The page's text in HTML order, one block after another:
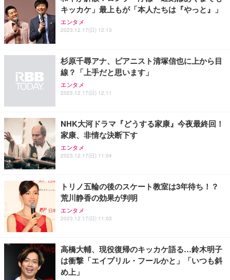
Sezlife オフィスチェア デスクチェア 疲れない テレ
ワーク チェア 強化バックレスト 30度ロッキング機
能 人間工学 椅子 腰サポート 90度跳ね上げ式アーム
務用 おしゃれ パソコンチェア (ホワイト)
ANDWINT オフィスチェア デスクチェア 肘なし メ
ッシュ 通気性 ランバーサポート付き 腰サポート ガ
ス圧無段階昇降 360度回転 キャスター付き コンパク
【整備済み品】Dell E2724HS 27インチ 液晶モニタ
ー フルHD（1920×1080）VA 非光沢 HDMI/DisplayP
ort/VGA スピーカー内蔵 高さ調整 スイベル VESA対
【MiniLED/24.5inch/280Hz/FHD】GRAPHT THE S
HOOTER Gaming Monitor 24” Essential ゲーミン
グモニター QD 24.5インチ 1ms FHD 量子ドット 残
Smart Basic(スマートベーシック) 【Amazon.co.jp
限定】 Smart Basic アイリスオーヤマ ペットシーツ
超厚型 お徳用 ワイド 100枚入 (x 1) (ケース販売)
アイリスオーヤマ ペットシーツ 超厚型 お徳用 レギ
ュラー 200枚入【Amazon.co.jp限定】
キッカケ」最上もが「本人たちは『やっと』」
エンタメ
2023.12.17(日) 12:13
杉原千尋アナ、ピアニスト清塚信也に上から目
線？「上手だと思います」
エンタメ
2023.12.17(日) 12:11
NHK大河ドラマ『どうする家康』今夜最終回！
家康、非情な決断下す
エンタメ
2023.12.17(日) 11:04
トリノ五輪の後のスケート教室は3年待ち！？
荒川静香の効果が判明
エンタメ
2023.12.17(日) 11:03
高橋大輔、現役復帰のキッカケ語る…鈴木明子
は衝撃「エイプリル・フールかと」「いつも斜
め上」